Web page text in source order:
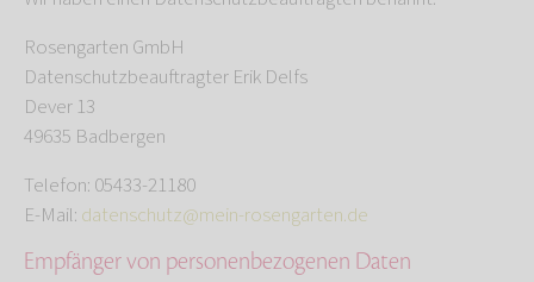
Rosengarten GmbH
Datenschutzbeauftragter Erik Delfs
Dever 13
49635 Badbergen
Telefon: 05433-21180
E-Mail: datenschutz@mein-rosengarten.de
Empfänger von personenbezogenen Daten